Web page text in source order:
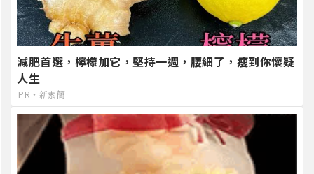
減肥首選，檸檬加它，堅持一週，腰細了，瘦到你懷疑
人生
PR・新素簡